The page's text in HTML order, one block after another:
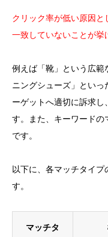
クリック率が低い原因
一致していないことが挙
例えば「靴」という広範
ニングシューズ」といっ
ーゲットへ適切に訴求
す。また、キーワードの
です。
以下に、各マッチタイ
す。
マッチタ